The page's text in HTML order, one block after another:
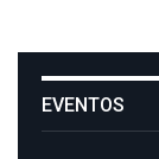
EVENTOS